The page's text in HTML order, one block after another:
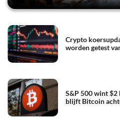
Crypto
worden getest
S&P 500 wint $2
blijft Bitcoin